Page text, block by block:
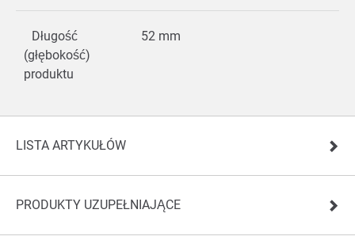
Długość
(głębokość)
produktu
52 mm
LISTA ARTYKUŁÓW
PRODUKTY UZUPEŁNIAJĄCE